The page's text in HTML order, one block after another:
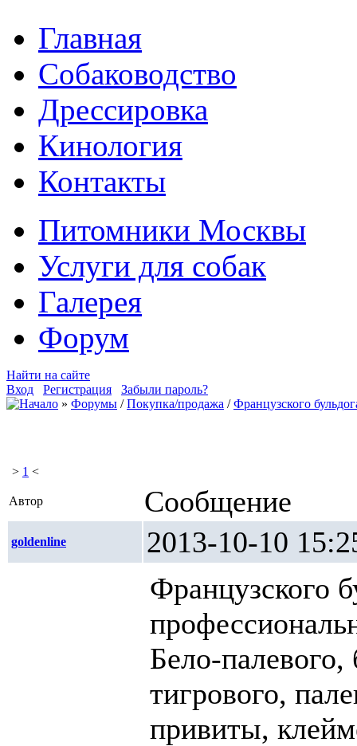
Главная
Собаководство
Дрессировка
Кинология
Контакты
Питомники Москвы
Услуги для собак
Галерея
Форум
Найти на сайте
Вход
Регистрация
Забыли пароль?
» Форумы /Покупка/продажа /Французского
> 1 <
Автор Сообщение
goldenline 2013-10-10
Французского
Бело-палевого,
тигрового,
привиты,